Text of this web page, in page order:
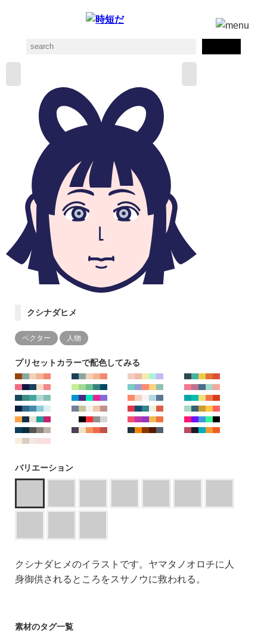
クシナダヒメ
ベクター 人物
プリセットカラーで配色してみる
バリエーション
クシナダヒメのイラストです。ヤマタノオロチに人
身御供されるところをスサノウに救われる。
素材のタグ一覧